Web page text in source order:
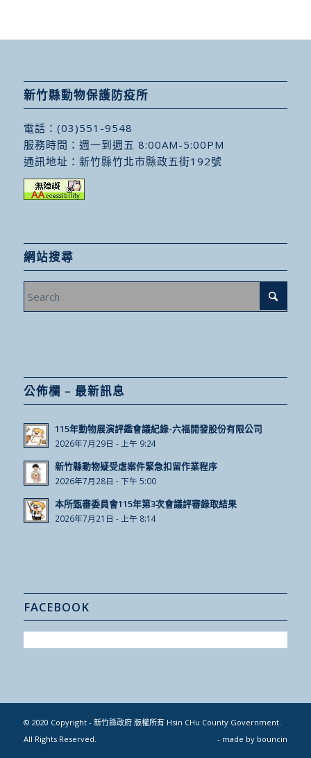
新竹縣動物保護防疫所
電話： (03)551-9548
服務時間：週一到週五 8:00AM-5:00PM
通訊地址： 新竹縣竹北市縣政五街192號
網站搜尋
公佈欄 – 最新訊息
115年動物展演評鑑會議紀錄-六福開發股份有限公司
2026年7月29日 - 上午 9:24
新竹縣動物疑受虐案件緊急扣留作業程序
2026年7月28日 - 下午 5:00
本所甄審委員會115年第3次會議評審錄取結果
2026年7月21日 - 上午 8:14
FACEBOOK
© 2020 Copyright - 新竹縣政府 版權所有 Hsin CHu County Government.
All Rights Reserved.
- made by bouncin